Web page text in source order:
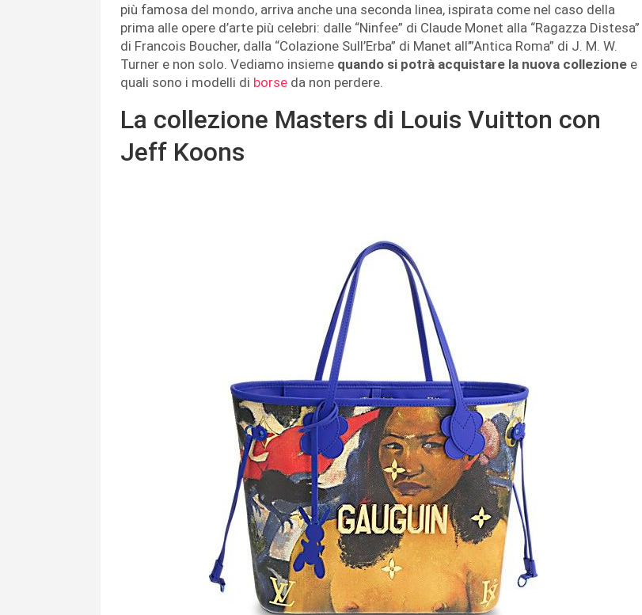
più famosa del mondo, arriva anche una seconda linea, ispirata come nel caso della
prima alle opere d’arte più celebri: dalle “Ninfee” di Claude Monet alla “Ragazza Distesa”
di Francois Boucher, dalla “Colazione Sull’Erba” di Manet all’”Antica Roma” di J. M. W.
Turner e non solo. Vediamo insieme quando si potrà acquistare la nuova collezione e
quali sono i modelli di borse da non perdere.
La collezione Masters di Louis Vuitton con
Jeff Koons